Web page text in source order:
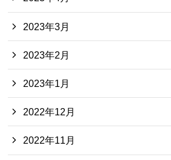
2023年3月
2023年2月
2023年1月
2022年12月
2022年11月